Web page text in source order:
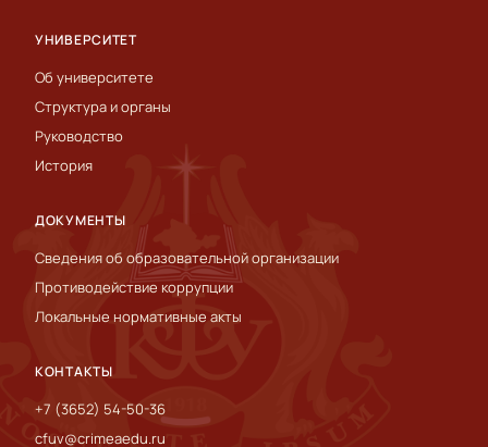
УНИВЕРСИТЕТ
Об университете
Структура и органы
Руководство
История
ДОКУМЕНТЫ
Сведения об образовательной организации
Противодействие коррупции
Локальные нормативные акты
КОНТАКТЫ
+7 (3652) 54-50-36
cfuv@crimeaedu.ru